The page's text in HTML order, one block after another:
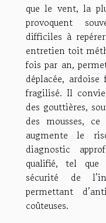
que le vent, la
provoquent
difficiles à
entretien toit
fois par an,
déplacée,
fragilisé. Il
des gouttières,
des mousses,
augmente le
diagnostic
qualifié, tel que
sécurité de
permettant
coûteuses.